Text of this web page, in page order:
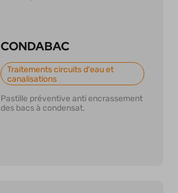
CONDABAC
Traitements circuits d'eau et
canalisations
Pastille préventive anti encrassement
des bacs à condensat.